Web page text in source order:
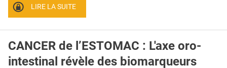
LIRE LA SUITE
CANCER de l’ESTOMAC : L'axe oro-
intestinal révèle des biomarqueurs